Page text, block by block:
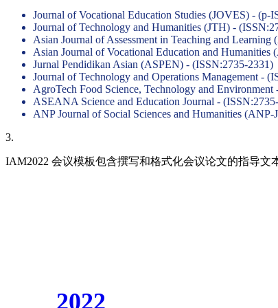
Journal of Vocational Education Studies (JOVES) - (p-
Journal of Technology and Humanities (JTH) -
Asian Journal of Assessment in Teaching and
Asian Journal of Vocational Education and
Jurnal Pendidikan Asian (ASPEN) - (ISSN:2735-2331)
Journal of Technology and Operations Management -
AgroTech Food Science, Technology and
ASEANA Science and Education Journal -
ANP Journal of Social Sciences and Humanities
3.
IAM2022 会议模板包含撰写和格式化会议论文的指导文
2022